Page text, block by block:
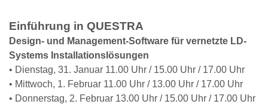
Einführung in QUESTRA
Design- und Management-Software für vernetzte LD-
Systems Installationslösungen
• Dienstag, 31. Januar 11.00 Uhr / 15.00 Uhr / 17.00 Uhr
• Mittwoch, 1. Februar 11.00 Uhr / 13.00 Uhr / 17.00 Uhr
• Donnerstag, 2. Februar 13.00 Uhr / 15.00 Uhr / 17.00 Uhr